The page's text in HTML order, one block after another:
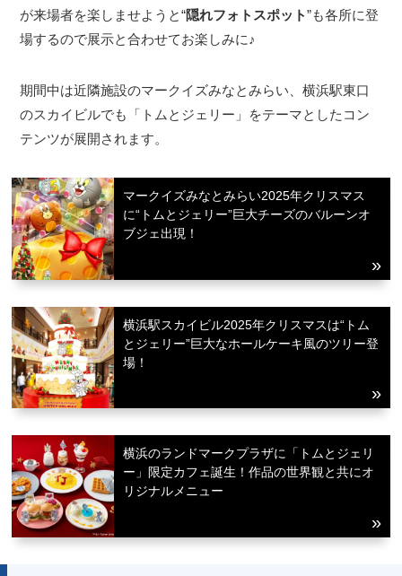
が来場者を楽しませようと“隠れフォトスポット”も各所に登
場するので展示と合わせてお楽しみに♪
期間中は近隣施設のマークイズみなとみらい、横浜駅東口
のスカイビルでも「トムとジェリー」をテーマとしたコン
テンツが展開されます。
マークイズみなとみらい2025年クリスマス
に“トムとジェリー”巨大チーズのバルーンオ
ブジェ出現！
横浜駅スカイビル2025年クリスマスは“トム
とジェリー”巨大なホールケーキ風のツリー登
場！
横浜のランドマークプラザに「トムとジェリ
ー」限定カフェ誕生！作品の世界観と共にオ
リジナルメニュー